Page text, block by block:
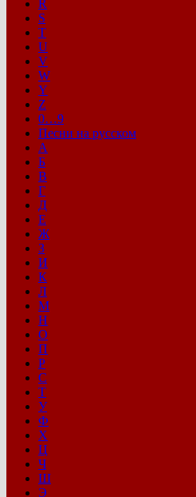
R
S
T
U
V
W
Y
Z
0…9
Песни на русском
А
Б
В
Г
Д
Е
Ж
З
И
К
Л
М
Н
О
П
Р
С
Т
У
Ф
Х
Ц
Ч
Ш
Э